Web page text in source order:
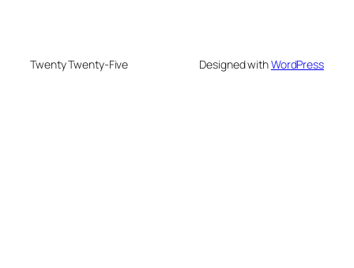
Twenty Twenty-Five Designed withWordPress